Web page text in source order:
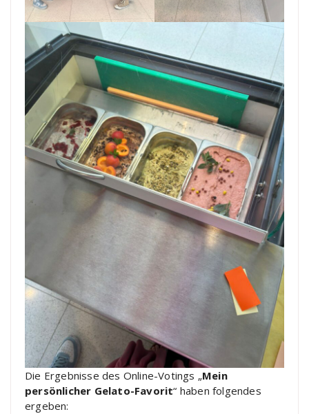
Die Ergebnisse des Online-Votings „Mein
persönlicher Gelato-Favorit“ haben folgendes
ergeben: